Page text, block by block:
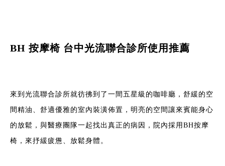
BH 按摩椅 台中光流聯合診所使用推薦
來到光流聯合診所就彷彿到了一間五星級的咖啡廳，舒緩的空
間精油、舒適優雅的室內裝潢佈置，明亮的空間讓來賓能身心
的放鬆，與醫療團隊一起找出真正的病因，院內採用BH按摩
椅，來抒緩疲憊、放鬆身體。